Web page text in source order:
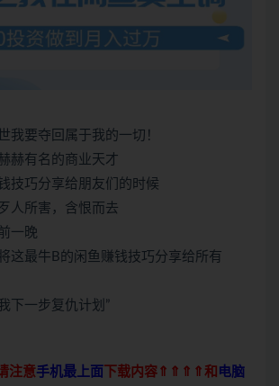
我要夺回属于我的一切！
赫有名的商业天才
技巧分享给朋友们的时候
人所害，含恨而去
一晚
这最牛B的闲鱼赚钱技巧分享给所有
下一步复仇计划”
注意手机最上面 下载内容⇑⇑⇑⇑和 电脑